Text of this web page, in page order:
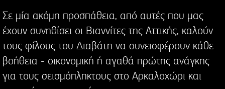
Σε μία ακόμη προσπάθεια, από αυτές που μας
έχουν συνηθίσει οι Βιαννίτες της Αττικής, καλούν
τους φίλους του Διαβάτη να συνεισφέρουν κάθε
βοήθεια - οικονομική ή αγαθά πρώτης ανάγκης
για τους σεισμόπληκτους στο Αρκαλοχώρι και